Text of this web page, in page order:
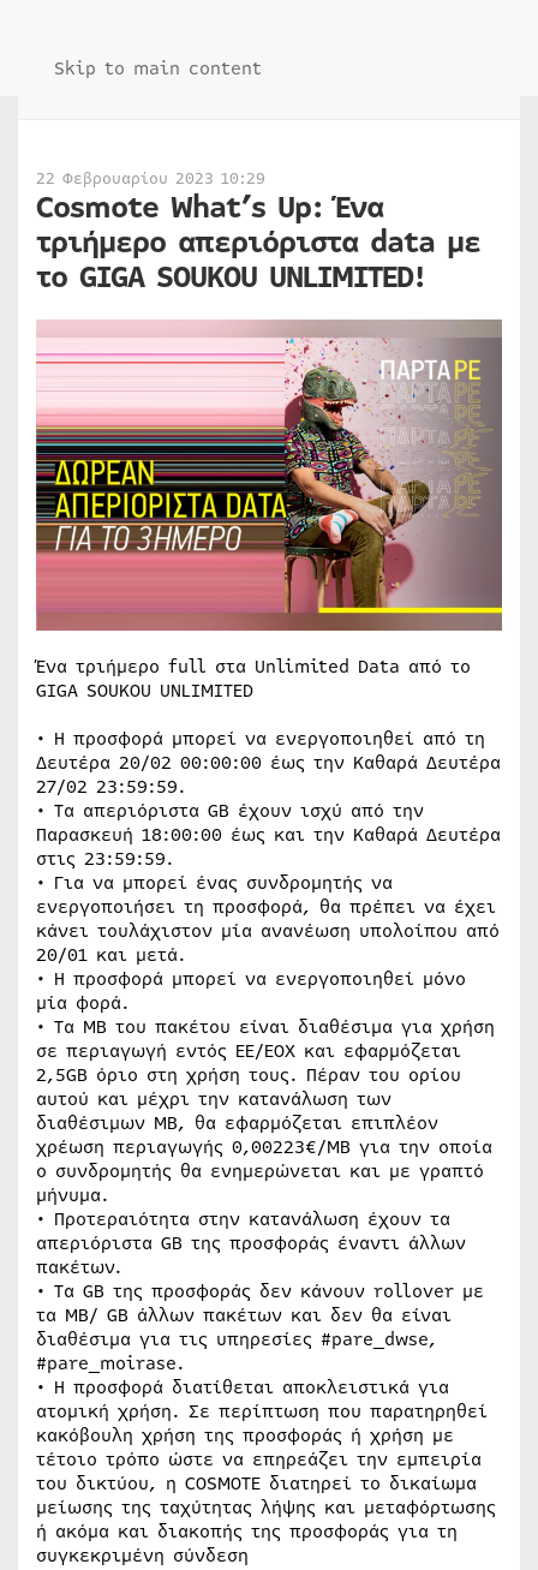
Skip to main content
22 Φεβρουαρίου 2023 10:29
Cosmote What’s Up: Ένα
τριήμερο απεριόριστα data με
το GIGA SOUKOU UNLIMITED!
Ένα τριήμερο full στα Unlimited Data από το
GIGA SOUKOU UNLIMITED
• Η προσφορά μπορεί να ενεργοποιηθεί από τη
Δευτέρα 20/02 00:00:00 έως την Καθαρά Δευτέρα
27/02 23:59:59.
• Τα απεριόριστα GB έχουν ισχύ από την
Παρασκευή 18:00:00 έως και την Καθαρά Δευτέρα
στις 23:59:59.
• Για να μπορεί ένας συνδρομητής να
ενεργοποιήσει τη προσφορά, θα πρέπει να έχει
κάνει τουλάχιστον μία ανανέωση υπολοίπου από
20/01 και μετά.
• Η προσφορά μπορεί να ενεργοποιηθεί μόνο
μία φορά.
• Τα ΜΒ του πακέτου είναι διαθέσιμα για χρήση
σε περιαγωγή εντός ΕΕ/ΕΟΧ και εφαρμόζεται
2,5GB όριο στη χρήση τους. Πέραν του ορίου
αυτού και μέχρι την κατανάλωση των
διαθέσιμων ΜΒ, θα εφαρμόζεται επιπλέον
χρέωση περιαγωγής 0,00223€/ΜΒ για την οποία
ο συνδρομητής θα ενημερώνεται και με γραπτό
μήνυμα.
• Προτεραιότητα στην κατανάλωση έχουν τα
απεριόριστα GB της προσφοράς έναντι άλλων
πακέτων.
• Τα GB της προσφοράς δεν κάνουν rollover με
τα ΜΒ/ GB άλλων πακέτων και δεν θα είναι
διαθέσιμα για τις υπηρεσίες #pare_dwse,
#pare_moirase.
• Η προσφορά διατίθεται αποκλειστικά για
ατομική χρήση. Σε περίπτωση που παρατηρηθεί
κακόβουλη χρήση της προσφοράς ή χρήση με
τέτοιο τρόπο ώστε να επηρεάζει την εμπειρία
του δικτύου, η COSMOTE διατηρεί το δικαίωμα
μείωσης της ταχύτητας λήψης και μεταφόρτωσης
ή ακόμα και διακοπής της προσφοράς για τη
συγκεκριμένη σύνδεση